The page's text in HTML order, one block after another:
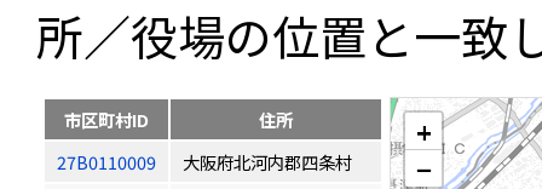
所／役場の位置と一致
市区町村ID
住所
27B0110009
大阪府北河内郡四条村
+
−